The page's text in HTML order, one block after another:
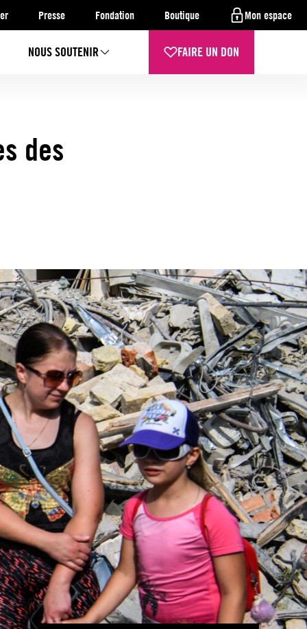
Presse Fondation Boutique Mon espace
NOUS SOUTENIR FAIRE UN DON
des